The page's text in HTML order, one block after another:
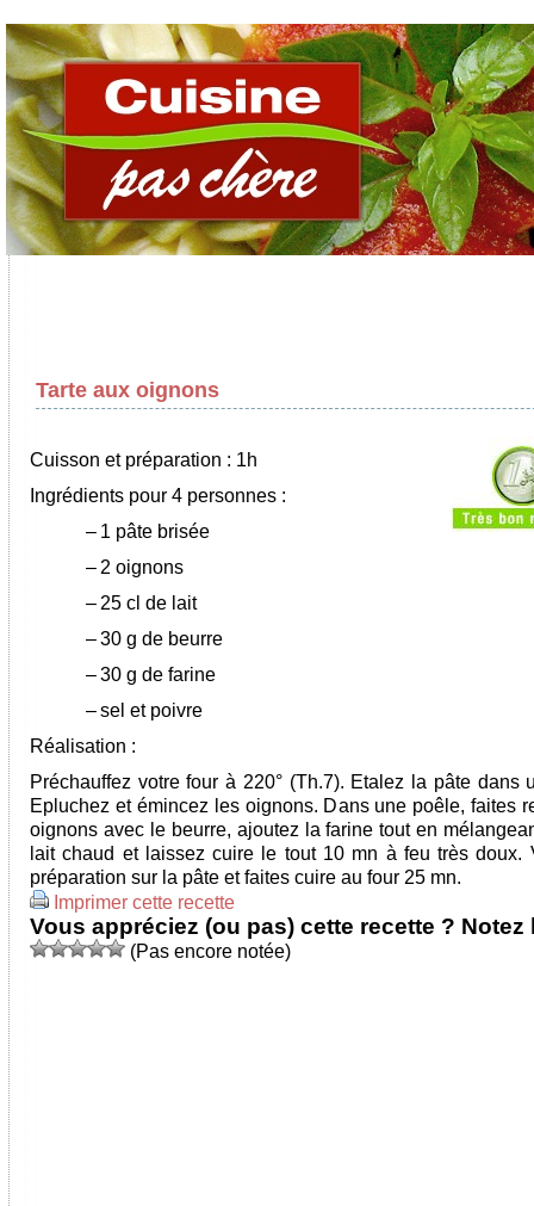
Tarte aux oignons
Cuisson et préparation : 1h
Ingrédients pour 4 personnes :
– 1 pâte brisée
– 2 oignons
– 25 cl de lait
–30 g de beurre
–30 g de farine
–sel et poivre
Réalisation :
Préchauffez votre four à 220° (Th.7). Etalez la pâte dans
Epluchez et émincez les oignons. Dans une poêle, faites
oignons avec le beurre, ajoutez la farine tout en
lait chaud et laissez cuire le tout 10 mn à feu très doux.
préparation sur la pâte et faites cuire au four 25 mn.
Imprimer cette recette
Vous appréciez (ou pas) cette recette ? Notez
(Pas encore notée)